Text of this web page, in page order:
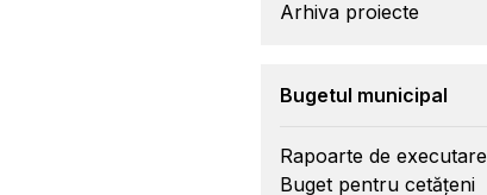
Arhiva proiecte
Bugetul municipal
Rapoarte de executare
Buget pentru cetățeni